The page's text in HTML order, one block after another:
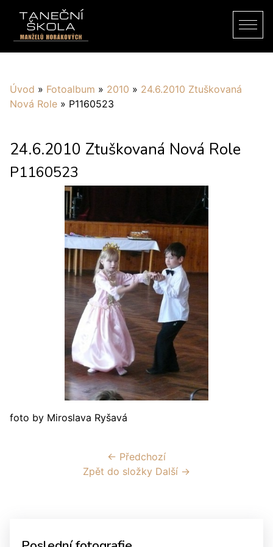
Úvod » Fotoalbum » 2010 » 24.6.2010 Ztuškovaná
Nová Role » P1160523
24.6.2010 Ztuškovaná Nová Role
P1160523
foto by Miroslava Ryšavá
← Předchozí
Zpět do složky Další →